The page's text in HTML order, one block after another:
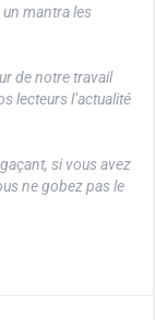
mantra les
de notre travail
lecteurs l’actualité
si vous avez
ne gobez pas le